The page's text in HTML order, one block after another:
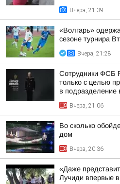
Вчера, 21:39
«Волгарь»
сезоне турнира
Вчера, 21:28
Сотрудники ФСБ
только с целью
в подразделение
Вчера, 21:06
Во сколько
дом
Вчера, 20:36
«Даже
Лучиди впервые